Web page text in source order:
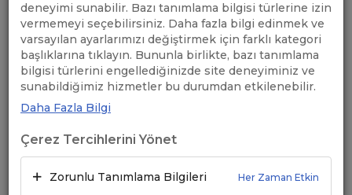
SAYIN BAKANIMIZ HAKAN
FİDAN’A TEŞEKKÜR
EDİYORUZ
30.10.2023
deneyimi sunabilir. Bazı tanımlama bilgisi türlerine izin
vermemeyi seçebilirsiniz. Daha fazla bilgi edinmek ve
varsayılan ayarlarımızı değiştirmek için farklı kategori
başlıklarına tıklayın. Bununla birlikte, bazı tanımlama
bilgisi türlerini engellediğinizde site deneyiminiz ve
sunabildiğimiz hizmetler bu durumdan etkilenebilir.
Daha Fazla Bilgi
Çerez Tercihlerini Yönet
Zorunlu Tanımlama Bilgileri Her Zaman Etkin